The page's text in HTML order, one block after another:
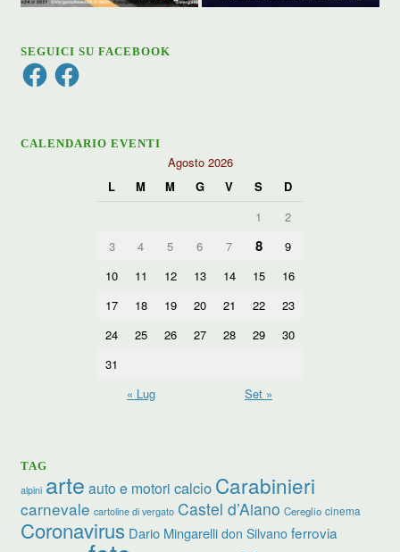
SEGUICI SU FACEBOOK
FacebookFacebook
CALENDARIO EVENTI
Agosto 2026
L
M M G V S
D
1
2
3
4 5 6 7 8
9
10
11 12 13 14 15
16
17
18 19 20 21 22
23
24
25 26 27 28 29
30
31
« Lug
Set »
TAG
alpini arte auto e motori calcio Carabinieri
carnevale cartoline di vergato Castel d’Aiano Cereglio cinema
Coronavirus Dario Mingarelli don Silvano ferrovia